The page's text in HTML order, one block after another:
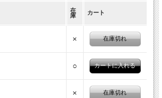
在
庫
カート
× 在庫切れ
○
× 在庫切れ